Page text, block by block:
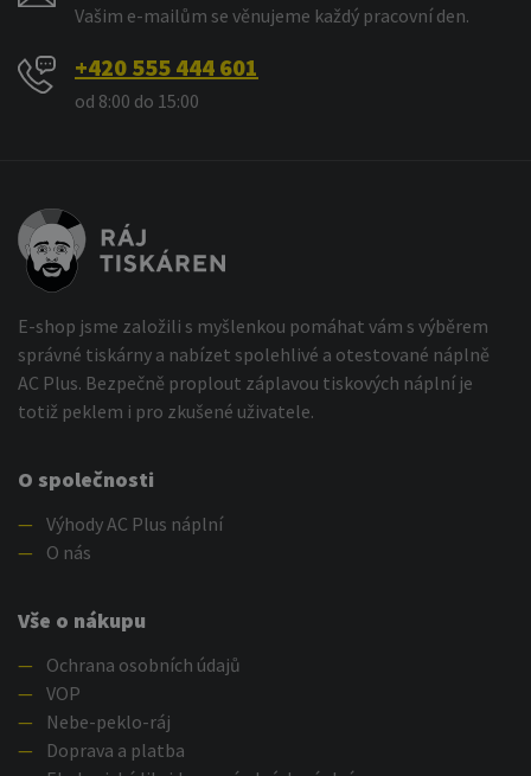
Vašim e-mailům se věnujeme každý pracovní den.
+420 555 444 601
od 8:00 do 15:00
E-shop jsme založili s myšlenkou pomáhat vám s výběrem
správné tiskárny a nabízet spolehlivé a otestované náplně
AC Plus. Bezpečně proplout záplavou tiskových náplní je
totiž peklem i pro zkušené uživatele.
O společnosti
— Výhody AC Plus náplní
—
O nás
Vše o nákupu
—
Ochrana osobních údajů
— VOP
—
Nebe-peklo-ráj
—
Doprava a platba